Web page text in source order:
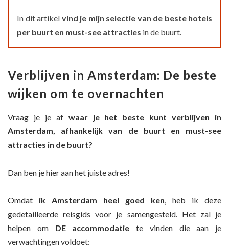
In dit artikel vind je mijn selectie van de beste hotels
per buurt en must-see attracties in de buurt.
Verblijven in Amsterdam: De beste
wijken om te overnachten
Vraag je je afwaar je het beste kunt verblijven in
Amsterdam, afhankelijk van de buurt en must-see
attracties in de buurt?
Dan ben je hier aan het juiste adres!
Omdat ik Amsterdam heel goed ken, heb ik deze
gedetailleerde reisgids voor je samengesteld. Het zal je
helpen om DE accommodatie te vinden die aan je
verwachtingen voldoet: